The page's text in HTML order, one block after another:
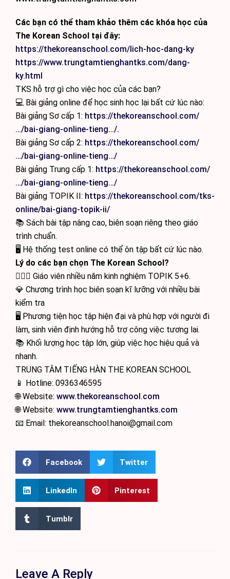
Các bạn có thể tham khảo thêm các khóa học của
The Korean School tại đây:
https://thekoreanschool.com/lich-hoc-dang-ky
https://www.trungtamtienghantks.com/dang-
ky.html
TKS hỗ trợ gì cho việc học của các bạn?
💻 Bài giảng online để học sinh học lại bất cứ lúc nào:
Bài giảng Sơ cấp 1: https://thekoreanschool.com/
…/bai-giang-online-tieng…/.
Bài giảng Sơ cấp 2: https://thekoreanschool.com/
…/bai-giang-online-tieng…/
Bài giảng Trung cấp 1: https://thekoreanschool.com/
…/bai-giang-online-tieng…/
Bài giảng TOPIK II: https://thekoreanschool.com/tks-
online/bai-giang-topik-ii/
📚 Sách bài tập nâng cao, biên soạn riêng theo giáo
trình chuẩn.
🖥 Hệ thống test online có thể ôn tập bất cứ lúc nào.
Lý do các bạn chọn The Korean School?
🙋🏻‍♂️ Giáo viên nhiều năm kinh nghiệm TOPIK 5+6.
💎 Chương trình học biên soạn kĩ lưỡng với nhiều bài
kiểm tra
🖥 Phương tiện học tập hiện đại và phù hợp với người đi
làm, sinh viên định hướng hỗ trợ công việc tương lai.
📚 Khối lượng học tập lớn, giúp việc học hiệu quả và
nhanh.
TRUNG TÂM TIẾNG HÀN THE KOREAN SCHOOL
📱 Hotline: 0936346595
🌐 Website: www.thekoreanschool.com
🌐 Website: www.trungtamtienghantks.com
📧 Email: thekoreanschool.hanoi@gmail.com
Facebook Twitter
LinkedIn Pinterest
Tumblr
Leave A Reply